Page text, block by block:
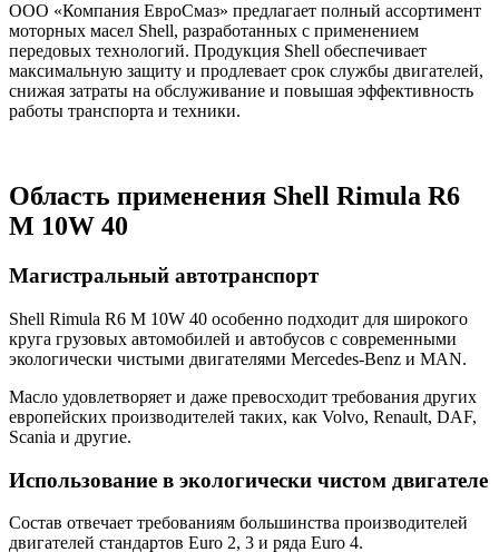
ООО «Компания ЕвроСмаз» предлагает полный ассортимент
моторных масел Shell, разработанных с применением
передовых технологий. Продукция Shell обеспечивает
максимальную защиту и продлевает срок службы двигателей,
снижая затраты на обслуживание и повышая эффективность
работы транспорта и техники.
Область применения Shell Rimula R6
M 10W 40
Магистральный автотранспорт
Shell Rimula R6 M 10W 40 особенно подходит для широкого
круга грузовых автомобилей и автобусов с современными
экологически чистыми двигателями Mercedes-Benz и MAN.
Масло удовлетворяет и даже превосходит требования других
европейских производителей таких, как Volvo, Renault, DAF,
Scania и другие.
Использование в экологически чистом двигателе
Состав отвечает требованиям большинства производителей
двигателей стандартов Euro 2, 3 и ряда Euro 4.